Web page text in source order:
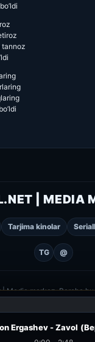
tannoz
| MEDIA
Tarjima kinolar
TG @
Media markaz. Barcha
Ergashev - Zavol